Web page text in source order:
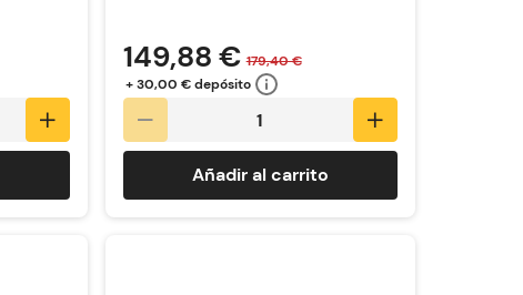
149,88 € 179,40 €
+ 30,00 € depósito
Añadir al carrito